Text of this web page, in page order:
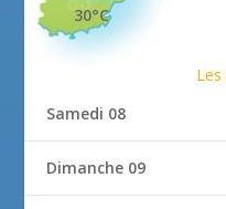
30°C
Samedi 08
Dimanche 09